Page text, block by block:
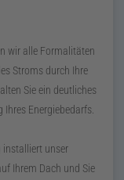
wir alle Formalitäten
Stroms durch Ihre
Sie ein deutliches
Energiebedarfs.
installiert unser
Ihrem Dach und Sie